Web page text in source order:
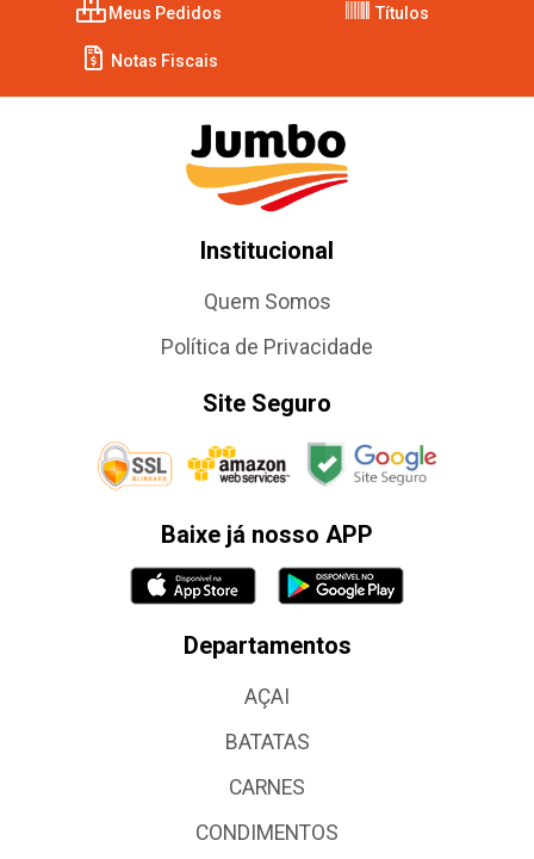
Meus Pedidos Títulos
Notas Fiscais
Institucional
Quem Somos
Política de Privacidade
Site Seguro
Baixe já nosso APP
Departamentos
AÇAI
BATATAS
CARNES
CONDIMENTOS